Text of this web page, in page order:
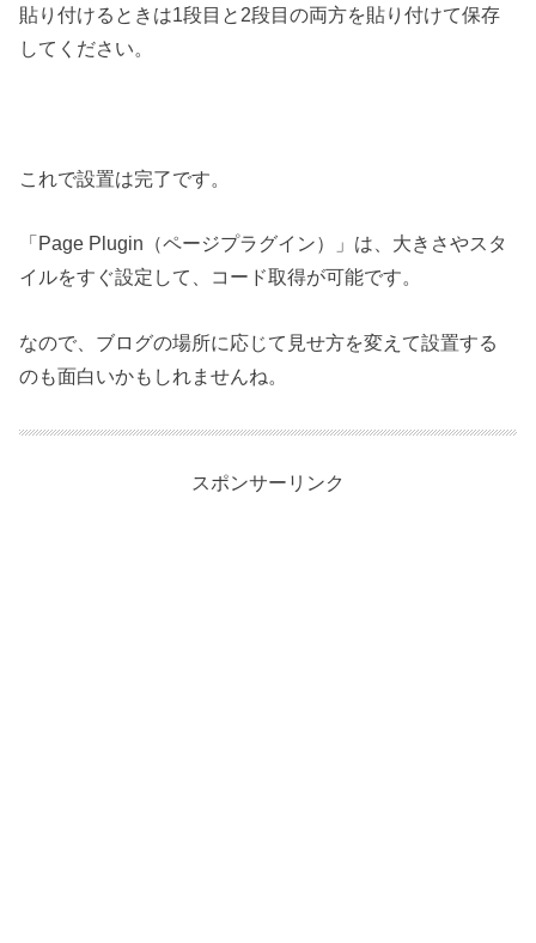
貼り付けるときは1段目と2段目の両方を貼り付けて保存
してください。
これで設置は完了です。
「Page Plugin（ページプラグイン）」は、大きさやスタ
イルをすぐ設定して、コード取得が可能です。
なので、ブログの場所に応じて見せ方を変えて設置する
のも面白いかもしれませんね。
スポンサーリンク